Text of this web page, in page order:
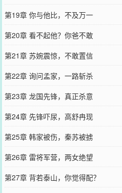
第19章 你与他比，不及万一
第20章 看不起他？你爸不敢
第21章 苏婉震惊，不敢置信
第22章 询问孟家，一路斩杀
第23章 龙国先锋，真正杀意
第24章 先锋吓尿，高舒冉现
第25章 韩家被伤，秦苏被掳
第26章 雷将军营，两女绝望
第27章 背若泰山，你觉得配？